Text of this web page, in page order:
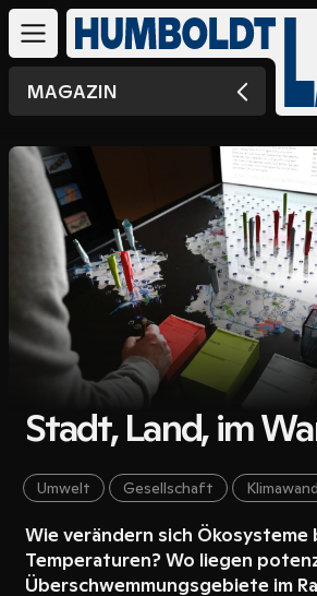
MAGAZIN
Stadt, Land, im
Umwelt Gesellschaft
Wie verändern sich
Temperaturen? Wo liegen
Überschwemmungsgebiete im